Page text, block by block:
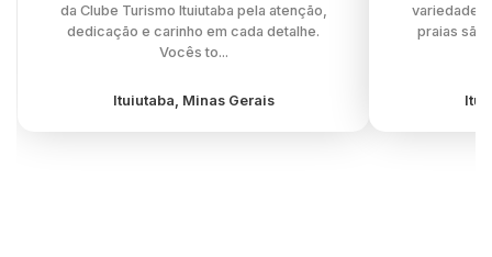
da Clube Turismo Ituiutaba pela atenção,
dedicação e carinho em cada detalhe.
Vocês to...
Ituiutaba, Minas Gerais
variedade
praias são